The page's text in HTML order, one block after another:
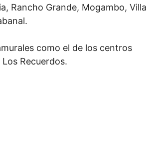
Rancho Grande, Mogambo, Villa
como el de los centros
Recuerdos.